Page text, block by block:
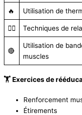
🔥 Utilisation de
🧘‍♀️ Techniques de
🔴
Utilisation de
muscles
🏋️ Exercices de
Renforcement
Étirements